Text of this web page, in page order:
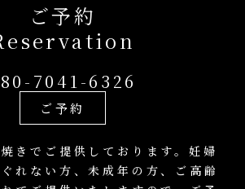
ご予約
7041-6326
ご予約
きでご提供しております。妊婦
れない方、未成年の方、ご高齢